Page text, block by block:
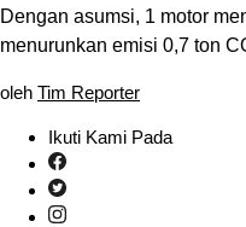
Dengan asumsi, 1 motor
menurunkan emisi 0,7 ton
oleh Tim Reporter
Ikuti Kami Pada